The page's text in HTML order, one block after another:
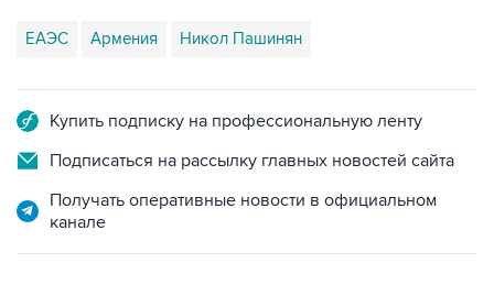
ЕАЭС Армения Никол Пашинян
Купить подписку на профессиональную ленту
Подписаться на рассылку главных новостей сайта
Получать оперативные новости в официальном
канале